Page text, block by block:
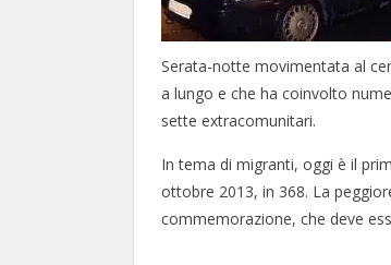
Serata-notte movimentata al
a lungo e che ha coinvolto
sette extracomunitari.
In tema di migranti, oggi è il
ottobre 2013, in 368. La
commemorazione, che deve